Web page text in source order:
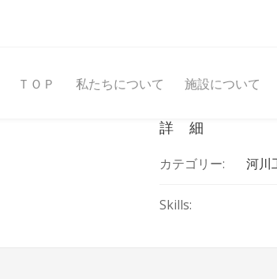
ＴＯＰ 私たちについて 施設について
こちらの工
詳 細
カテゴリー: 河川
Skills: